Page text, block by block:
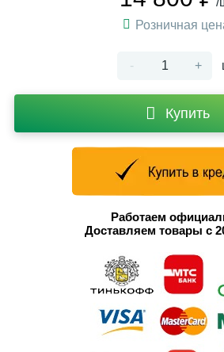
Розничная
- +
Купить
Работаем
Доставляем товары с